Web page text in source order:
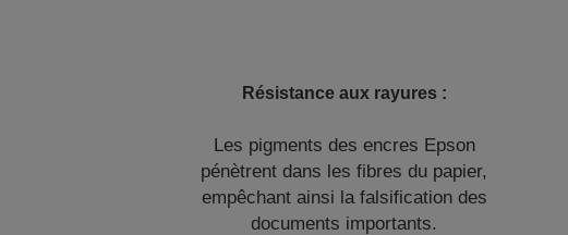
Résistance aux rayures :
Les pigments des encres Epson
pénètrent dans les fibres du papier,
empêchant ainsi la falsification des
documents importants.